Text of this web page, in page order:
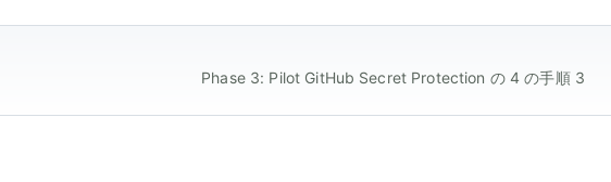
Phase 3: Pilot GitHub Secret Protection の 4 の手順 3